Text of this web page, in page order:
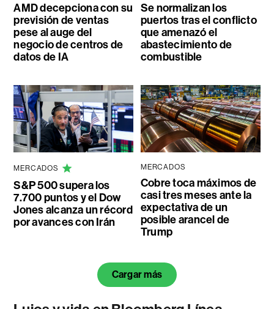
AMD decepciona con su
previsión de ventas
pese al auge del
negocio de centros de
datos de IA
Se normalizan los
puertos tras el conflicto
que amenazó el
abastecimiento de
combustible
MERCADOS
S&P 500 supera los
7.700 puntos y el Dow
Jones alcanza un récord
por avances con Irán
MERCADOS
Cobre toca máximos de
casi tres meses ante la
expectativa de un
posible arancel de
Trump
Cargar más